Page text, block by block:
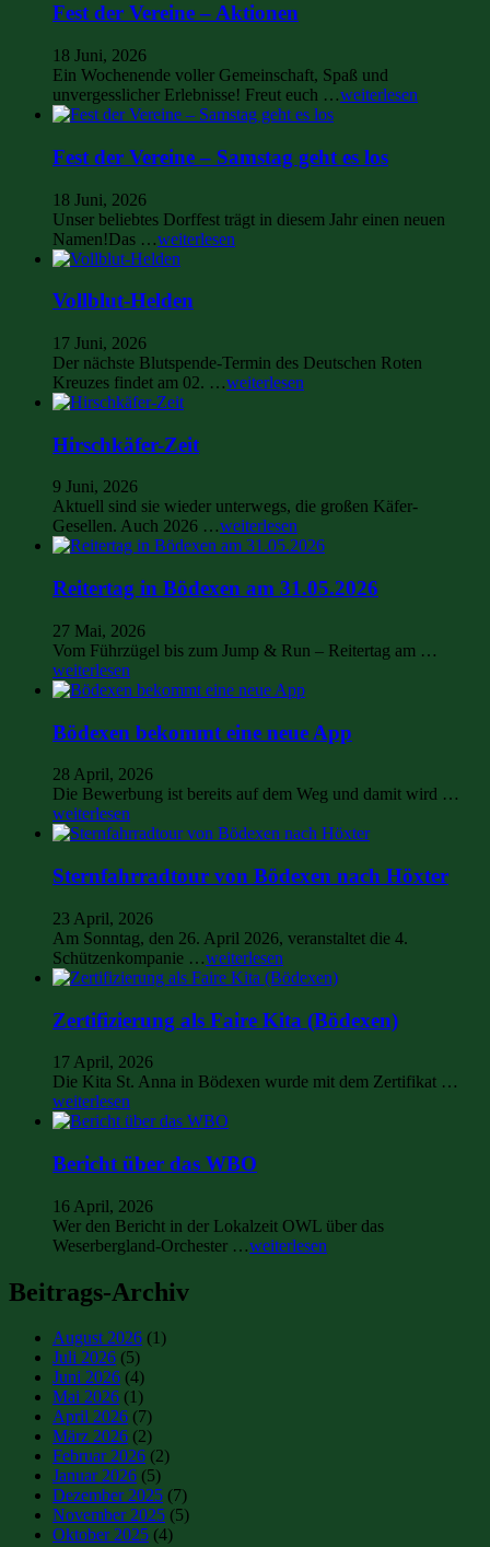
Fest der Vereine – Aktionen
18 Juni, 2026
Ein Wochenende voller Gemeinschaft, Spaß und
unvergesslicher Erlebnisse! Freut euch …weiterlesen
Fest der Vereine – Samstag geht es los
18 Juni, 2026
Unser beliebtes Dorffest trägt in diesem Jahr einen neuen
Namen!Das …weiterlesen
Vollblut-Helden
17 Juni, 2026
Der nächste Blutspende-Termin des Deutschen Roten
Kreuzes findet am 02. …weiterlesen
Hirschkäfer-Zeit
9 Juni, 2026
Aktuell sind sie wieder unterwegs, die großen Käfer-
Gesellen. Auch 2026 …weiterlesen
Reitertag in Bödexen am 31.05.2026
27 Mai, 2026
Vom Führzügel bis zum Jump & Run – Reitertag am …
weiterlesen
Bödexen bekommt eine neue App
28 April, 2026
Die Bewerbung ist bereits auf dem Weg und damit wird …
weiterlesen
Sternfahrradtour von Bödexen nach Höxter
23 April, 2026
Am Sonntag, den 26. April 2026, veranstaltet die 4.
Schützenkompanie …weiterlesen
Zertifizierung als Faire Kita (Bödexen)
17 April, 2026
Die Kita St. Anna in Bödexen wurde mit dem Zertifikat …
weiterlesen
Bericht über das WBO
16 April, 2026
Wer den Bericht in der Lokalzeit OWL über das
Weserbergland-Orchester …weiterlesen
Beitrags-Archiv
August 2026 (1)
Juli 2026 (5)
Juni 2026 (4)
Mai 2026 (1)
April 2026 (7)
März 2026 (2)
Februar 2026 (2)
Januar 2026 (5)
Dezember 2025 (7)
November 2025 (5)
Oktober 2025 (4)